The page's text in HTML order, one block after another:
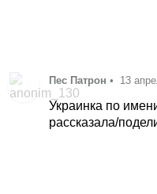
Пес Патрон • 13
Украинка по
рассказала/